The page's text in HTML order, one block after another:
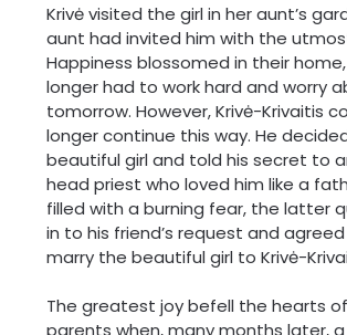
Krivė visited the girl in her aunt’s
aunt had invited him with the
Happiness blossomed in their
longer had to work hard and worry
tomorrow. However, Krivė-Krivaitis
longer continue this way. He
beautiful girl and told his secret to
head priest who loved him like a
filled with a burning fear, the latter
in to his friend’s request and
marry the beautiful girl to Krivė-
The greatest joy befell the hearts